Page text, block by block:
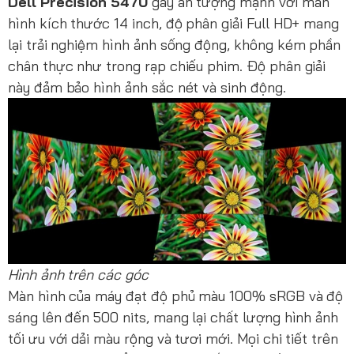
hình kích thước 14 inch, độ phân giải Full HD+ mang
lại trải nghiệm hình ảnh sống động, không kém phần
chân thực như trong rạp chiếu phim. Độ phân giải
này đảm bảo hình ảnh sắc nét và sinh động.
Hình ảnh trên các góc
Màn hình của máy đạt độ phủ màu 100% sRGB và độ
sáng lên đến 500 nits, mang lại chất lượng hình ảnh
tối ưu với dải màu rộng và tươi mới. Mọi chi tiết trên